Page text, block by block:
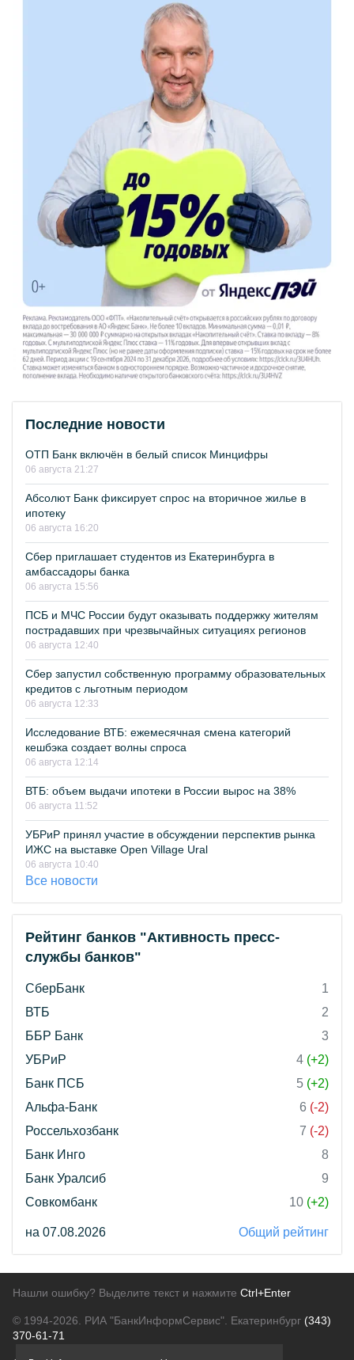
Последние новости
ОТП Банк включён в белый список Минцифры
06 августа 21:27
Абсолют Банк фиксирует спрос на вторичное жилье в
ипотеку
06 августа 16:20
Сбер приглашает студентов из Екатеринбурга в
амбассадоры банка
06 августа 15:56
ПСБ и МЧС России будут оказывать поддержку жителям
пострадавших при чрезвычайных ситуациях регионов
06 августа 12:40
Сбер запустил собственную программу образовательных
кредитов с льготным периодом
06 августа 12:33
Исследование ВТБ: ежемесячная смена категорий
кешбэка создает волны спроса
06 августа 12:14
ВТБ: объем выдачи ипотеки в России вырос на 38%
06 августа 11:52
УБРиР принял участие в обсуждении перспектив рынка
ИЖС на выставке Open Village Ural
06 августа 10:40
Все новости
Рейтинг банков "Активность пресс-
службы банков"
СберБанк
1
ВТБ
2
ББР Банк
3
УБРиР
4 (+2)
Банк ПСБ
5 (+2)
Альфа-Банк
6 (-2)
Россельхозбанк
7 (-2)
Банк Инго
8
Банк Уралсиб
9
Совкомбанк
10 (+2)
на 07.08.2026 Общий рейтинг
Нашли ошибку? Выделите текст и нажмите Ctrl+Enter
© 1994-2026. РИА "БанкИнформСервис". Екатеринбург (343)
370-61-71